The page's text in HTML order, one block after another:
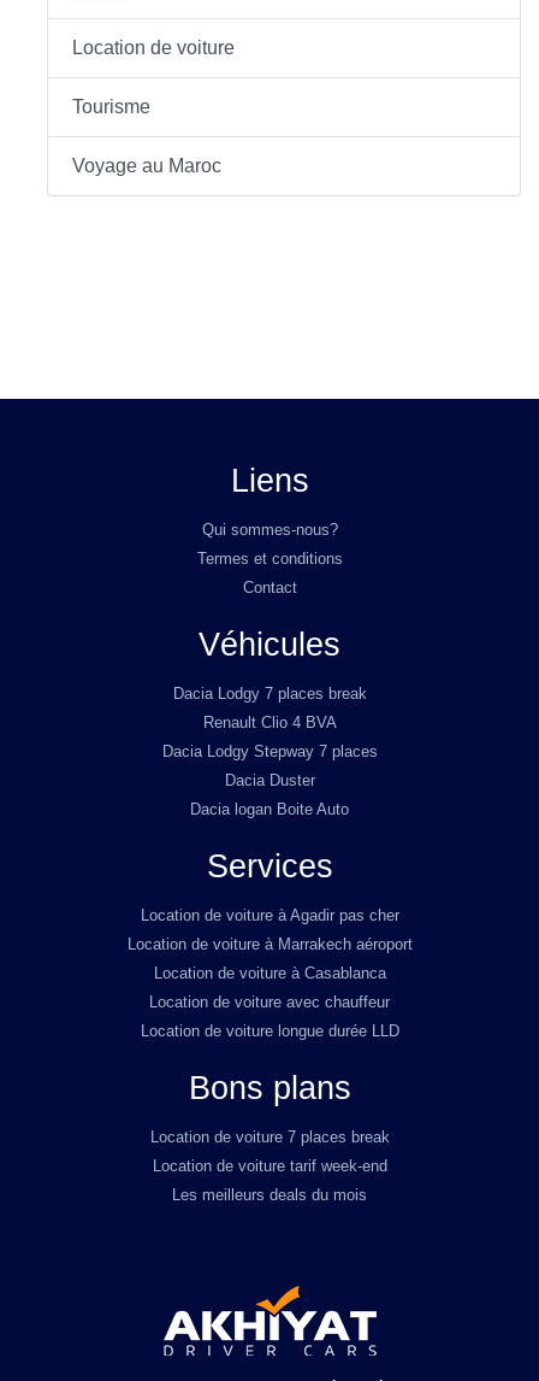
Location de voiture
Tourisme
Voyage au Maroc
Liens
Qui sommes-nous?
Termes et conditions
Contact
Véhicules
Dacia Lodgy 7 places break
Renault Clio 4 BVA
Dacia Lodgy Stepway 7 places
Dacia Duster
Dacia logan Boite Auto
Services
Location de voiture à Agadir pas cher
Location de voiture à Marrakech aéroport
Location de voiture à Casablanca
Location de voiture avec chauffeur
Location de voiture longue durée LLD
Bons plans
Location de voiture 7 places break
Location de voiture tarif week-end
Les meilleurs deals du mois